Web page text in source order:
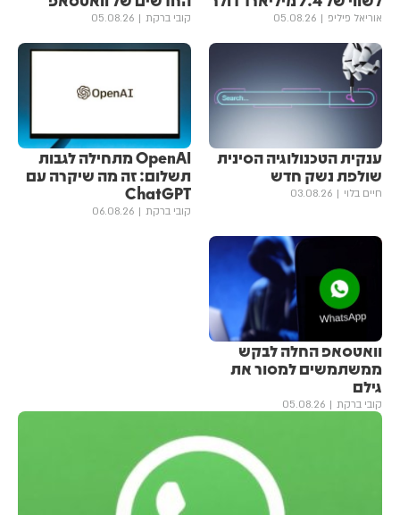
אוריאל פיליפ 05.08.26 קובי ברקת 05.08.26
ענקית הטכנולוגיה הסינית
שולפת נשק חדש
חיים בלוי 03.08.26
OpenAI מתחילה לגבות
תשלום: זה מה שיקרה עם
ChatGPT
קובי ברקת 06.08.26
וואטסאפ החלה לבקש
ממשתמשים למסור את
גילם
קובי ברקת 05.08.26